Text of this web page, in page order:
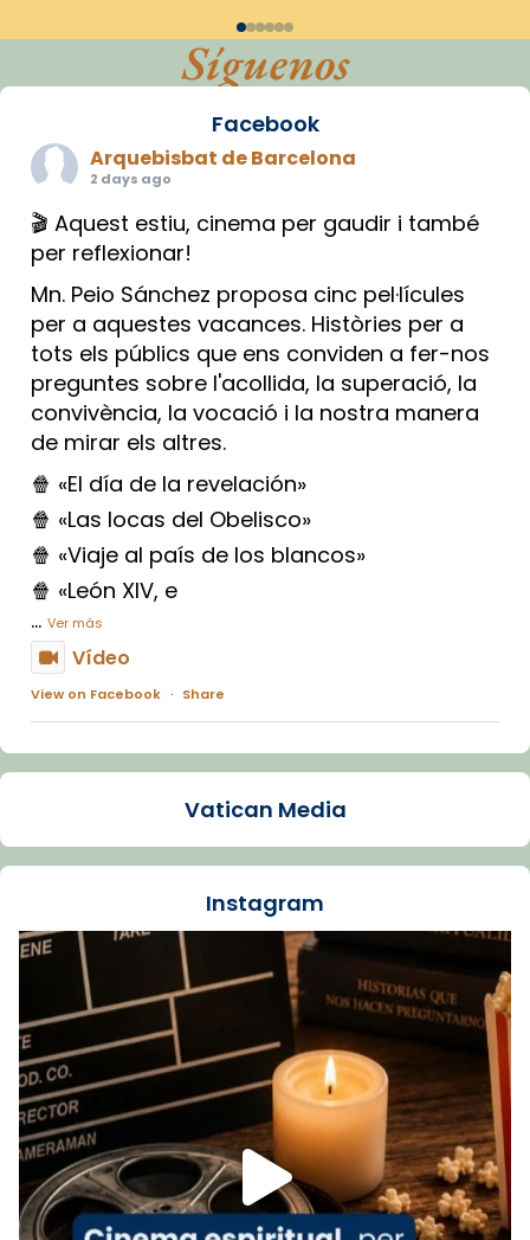
Síguenos
Facebook
Arquebisbat de Barcelona
2 days ago
🎬 Aquest estiu, cinema per gaudir i també
per reflexionar!
Mn. Peio Sánchez proposa cinc pel·lícules
per a aquestes vacances. Històries per a
tots els públics que ens conviden a fer-nos
preguntes sobre l'acollida, la superació, la
convivència, la vocació i la nostra manera
de mirar els altres.
🍿 «El día de la revelación»
🍿 «Las locas del Obelisco»
🍿 «Viaje al país de los blancos»
🍿 «León XIV, e
... Ver más
Vídeo
View on Facebook · Share
Arquebisbat de Barcelona
La Carmina va patir depressió. Fa gairebé
dos mesos, a l'Estadi Lluís Companys, la
Recupera l'entrevista comp
Vatican
tican News 👇
www.vaticannews.va/es/iglesia/news/2026-
07/carmina-historia-depresion-papa-viaje-
espana-testimoni...
Foto
View on Facebook · Share
Arquebisbat de Barcelona
Vatican Media
Instagram